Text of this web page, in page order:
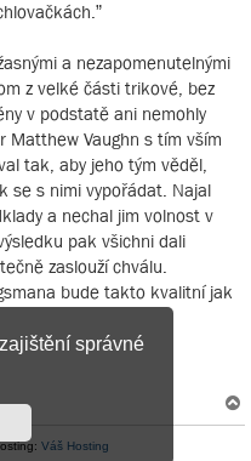
správné
a nezapomenutelnými
z velké části trikové, bez
v podstatě ani nemohly
Matthew Vaughn s tím vším
tak, aby jeho tým věděl,
se s nimi vypořádat. Najal
a nechal jim volnost v
pak všichni dali
zaslouží chválu.
bude takto kvalitní jak
Váš Hosting